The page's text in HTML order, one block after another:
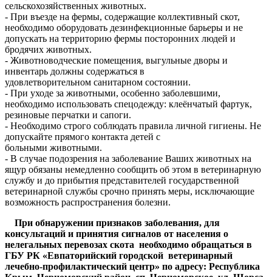
сельскохозяйственных животных.
- При въезде на фермы, содержащие коллективный скот,
необходимо оборудовать дезинфекционные барьеры и не
допускать на территорию фермы посторонних людей и
бродячих животных.
- Животноводческие помещения, выгульные дворы и
инвентарь должны содержаться в
удовлетворительном санитарном состоянии.
- При уходе за животными, особенно заболевшими,
необходимо использовать спецодежду: клеёнчатый фартук,
резиновые перчатки и сапоги.
- Необходимо строго соблюдать правила личной гигиены. Не
допускайте прямого контакта детей с
больными животными.
- В случае подозрения на заболевание Ваших животных на
ящур обязаны немедленно сообщить об этом в ветеринарную
службу и до прибытия представителей государственной
ветеринарной службы срочно принять меры, исключающие
возможность распространения болезни.
При обнаружении признаков заболевания, для
консультаций и принятия сигналов от населения о
нелегальных перевозах скота необходимо обращаться в
ГБУ РК «Евпаторийский городской ветеринарный
лечебно-профилактический центр» по адресу: Республика